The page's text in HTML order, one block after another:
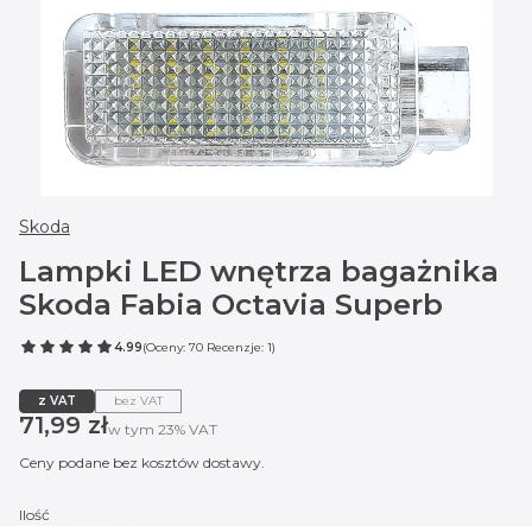
Skoda
Lampki LED wnętrza bagażnika
Skoda Fabia Octavia Superb
4.99(Oceny: 70 Recenzje: 1)
z VAT bez VAT
Cena
71,99 złw tym 23% VAT
w tym 23% VAT
Ceny podane bez kosztów dostawy.
Ilość